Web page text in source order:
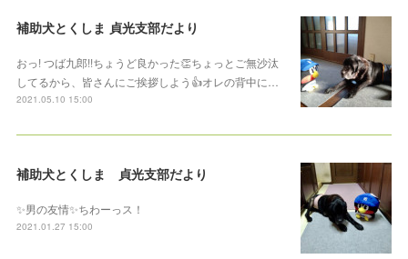
補助犬とくしま 貞光支部だより
おっ! つば九郎!!ちょうど良かった👏ちょっとご無沙汰
してるから、皆さんにご挨拶しよう👍オレの背中に…
2021.05.10 15:00
補助犬とくしま 貞光支部だより
✨男の友情✨ちわーっス！
2021.01.27 15:00